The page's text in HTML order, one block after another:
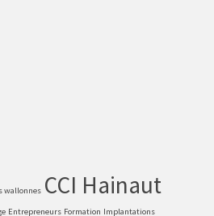
wallonnes CCI Hainaut
Entrepreneurs Formation Implantations